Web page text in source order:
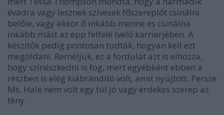
évadra vagy lesznek szívesek főszereplőt csinálni
belőle, vagy akkor ő inkább menne és csinálna
inkább mást az épp felfelé ívelő karrierjében. A
készítők pedig pontosan tudták, hogyan kell ezt
megoldani. Reméljük, ez a fordulat azt is elhozza,
hogy színészkedni is fog, mert egyébként ebben a
részben is elég kiábrándító volt, amit nyújtott. Persze
Ms. Hale nem volt egy túl jó vagy érdekes szerep az
tény.